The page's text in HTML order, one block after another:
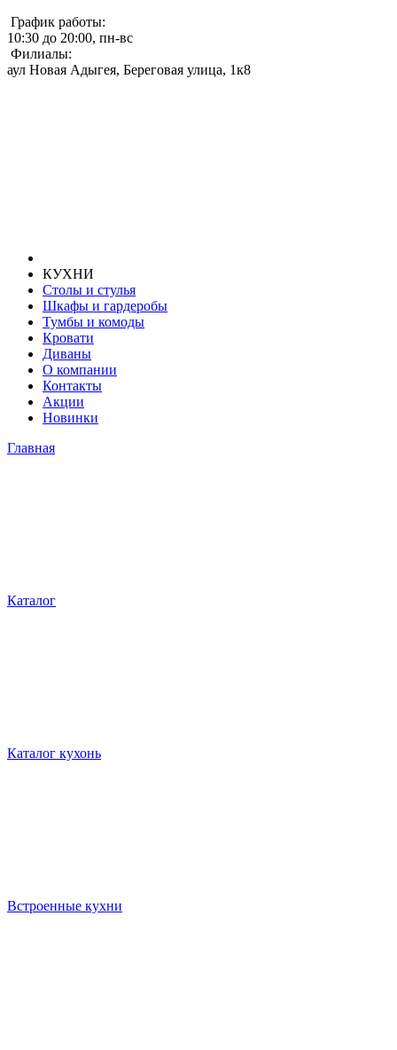
График работы:
10:30 до 20:00, пн-вс
Филиалы:
аул Новая Адыгея, Береговая улица, 1к8
КУХНИ
Столы и стулья
Шкафы и гардеробы
Тумбы и комоды
Кровати
Диваны
О компании
Контакты
Акции
Новинки
Главная
Каталог
Каталог кухонь
Встроенные кухни